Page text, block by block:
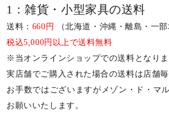
1：雑貨・小型家具の送料
送料： 660円
（北海道・沖縄・離島・一
税込5,000円以上で送料無料
※当オンラインショップでの送料となりま
実店舗でご購入された場合の送料は店舗毎
お手数ではございますがメゾン・ド・マ
お願いいたします。